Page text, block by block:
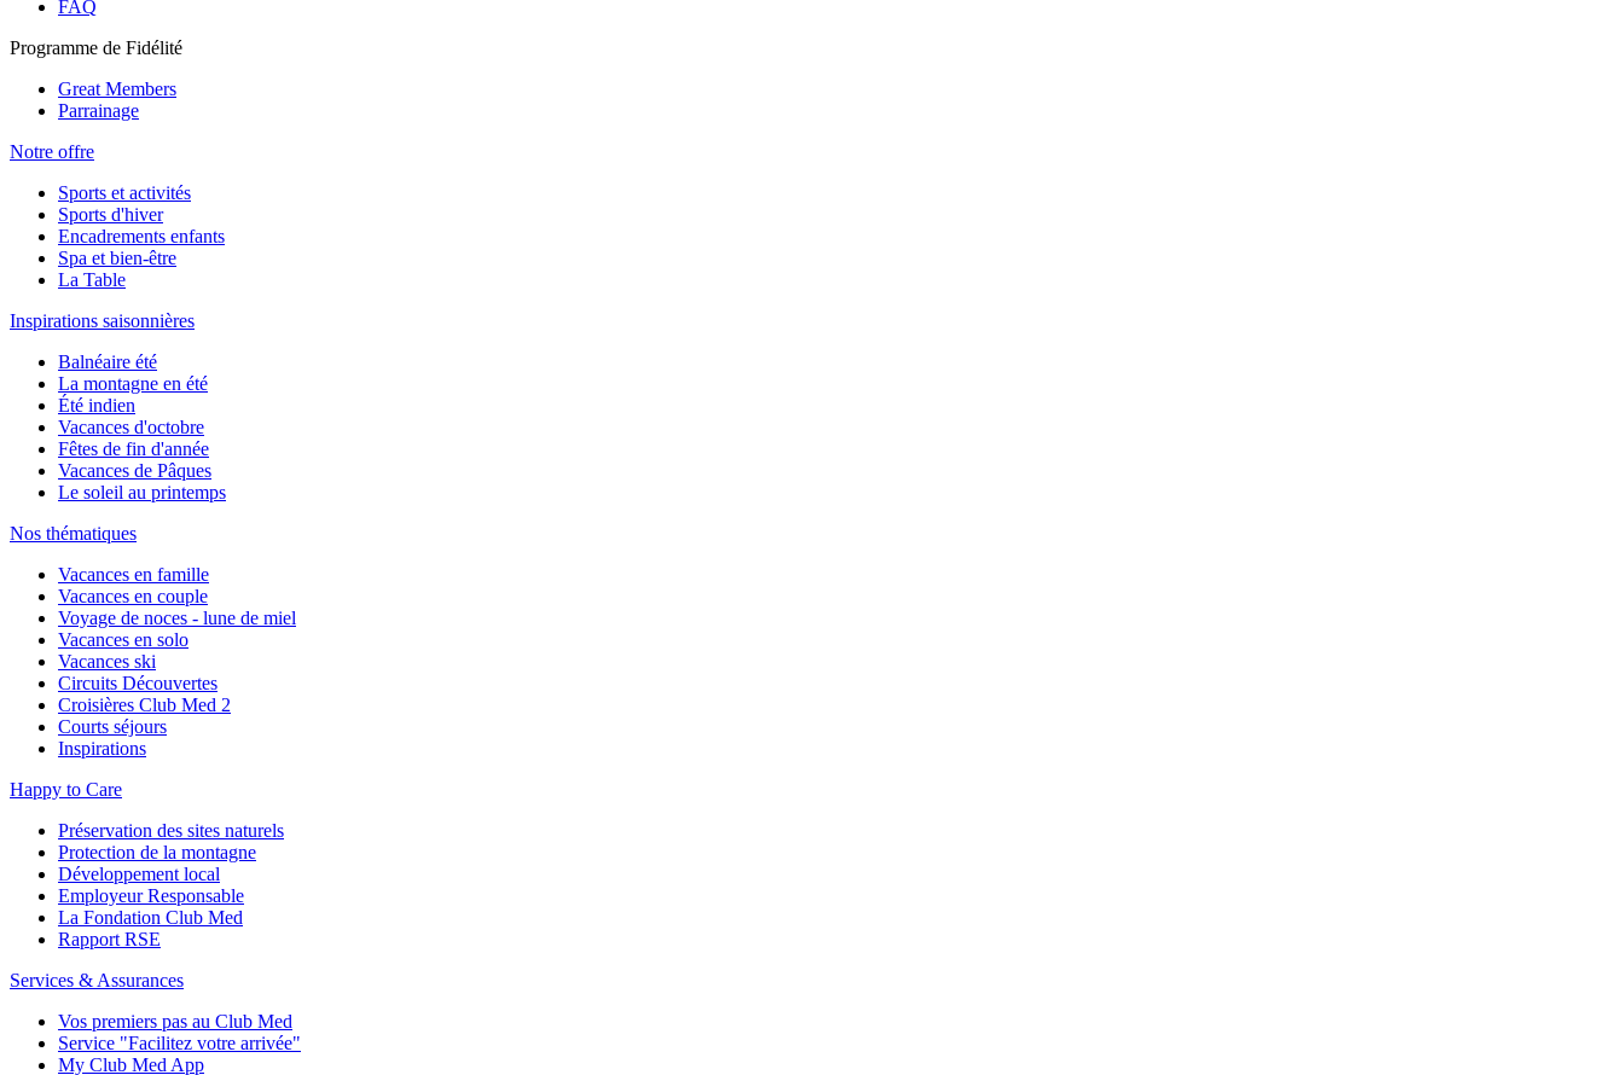
FAQ
Programme de Fidélité
Great Members
Parrainage
Notre offre
Sports et activités
Sports d'hiver
Encadrements enfants
Spa et bien-être
La Table
Inspirations saisonnières
Balnéaire été
La montagne en été
Été indien
Vacances d'octobre
Fêtes de fin d'année
Vacances de Pâques
Le soleil au printemps
Nos thématiques
Vacances en famille
Vacances en couple
Voyage de noces - lune de miel
Vacances en solo
Vacances ski
Circuits Découvertes
Croisières Club Med 2
Courts séjours
Inspirations
Happy to Care
Préservation des sites naturels
Protection de la montagne
Développement local
Employeur Responsable
La Fondation Club Med
Rapport RSE
Services & Assurances
Vos premiers pas au Club Med
Service "Facilitez votre arrivée"
My Club Med App